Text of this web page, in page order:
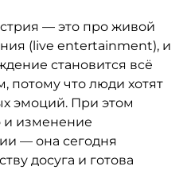
— это про живой
(live entertainment), и
становится всё
потому что люди хотят
эмоций. При этом
и изменение
— она сегодня
досуга и готова